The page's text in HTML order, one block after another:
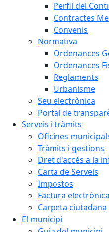
Perfil del
Contractes
Convenis
Normativa
Ordenances
Ordenances
Reglaments
Urbanisme
Seu electrònica
Portal de
Serveis i tràmits
Oficines
Tràmits i gestions
Dret d'accés a la
Carta de Serveis
Impostos
Factura electrònica
Carpeta ciutadana
El municipi